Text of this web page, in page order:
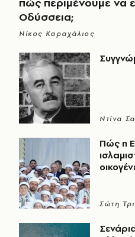
Οδύσσεια;
Νίκος Καραχάλιος
Ντίνα
Πώς η
Σώτη